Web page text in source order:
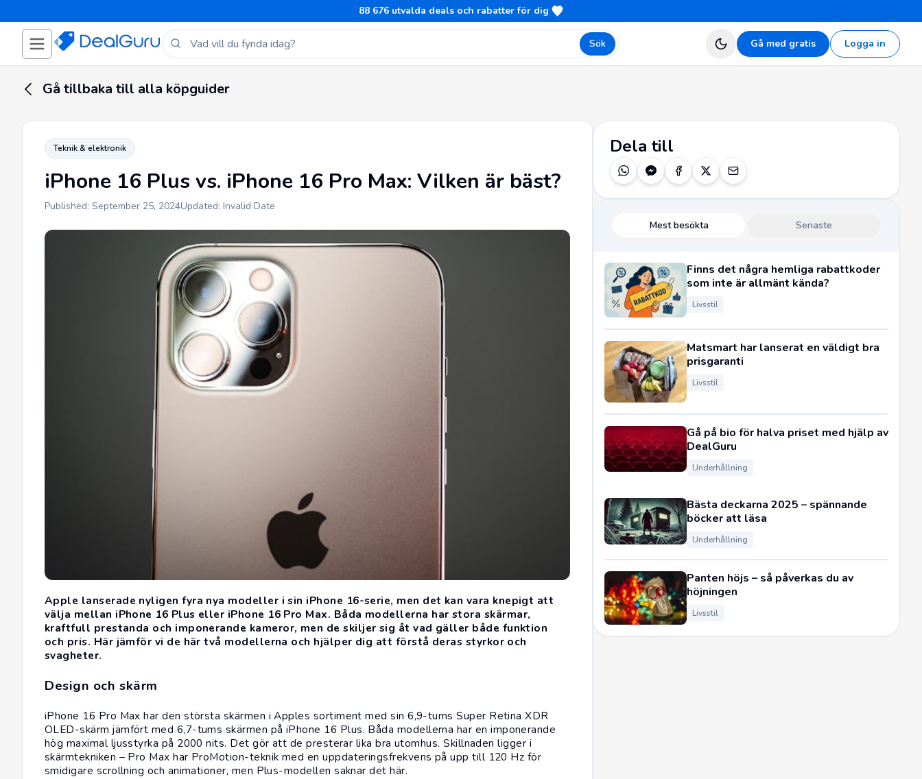
88 676 utvalda deals och rabatter för dig
Sök Gå med gratis Logga in
Gå tillbaka till alla köpguider
Teknik & elektronik
iPhone 16 Plus vs. iPhone 16 Pro Max: Vilken är bäst?
Published: September 25, 2024Updated: Invalid Date
Apple lanserade nyligen fyra nya modeller i sin iPhone 16-serie, men det kan vara knepigt att
välja mellan iPhone 16 Plus eller iPhone 16 Pro Max. Båda modellerna har stora skärmar,
kraftfull prestanda och imponerande kameror, men de skiljer sig åt vad gäller både funktion
och pris. Här jämför vi de här två modellerna och hjälper dig att förstå deras styrkor och
svagheter.
Design och skärm
iPhone 16 Pro Max har den största skärmen i Apples sortiment med sin 6,9-tums Super Retina XDR
OLED-skärm jämfört med 6,7-tums skärmen på iPhone 16 Plus. Båda modellerna har en imponerande
hög maximal ljusstyrka på 2000 nits. Det gör att de presterar lika bra utomhus. Skillnaden ligger i
skärmtekniken – Pro Max har ProMotion-teknik med en uppdateringsfrekvens på upp till 120 Hz för
smidigare scrollning och animationer, men Plus-modellen saknar det här.
Dela till
Mest besökta Senaste
Finns det några hemliga rabattkoder
som inte är allmänt kända?
Livsstil
Matsmart har lanserat en väldigt bra
prisgaranti
Livsstil
Gå på bio för halva priset med hjälp av
DealGuru
Underhållning
Bästa deckarna 2025 – spännande
böcker att läsa
Underhållning
Panten höjs – så påverkas du av
höjningen
Livsstil